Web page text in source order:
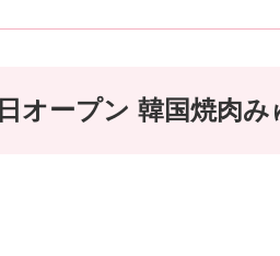
オープン 韓国焼肉